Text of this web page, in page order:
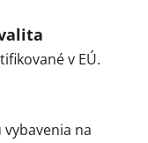
v EÚ.
na